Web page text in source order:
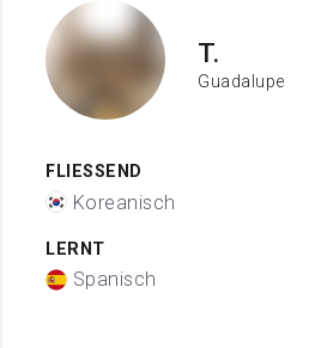
T.
Guadalupe
FLIESSEND
Koreanisch
LERNT
Spanisch